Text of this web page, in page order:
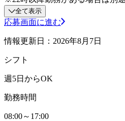
全て表示
応募画面に進む
情報更新日：2026年8月7日
シフト
週5日からOK
勤務時間
08:00～17:00